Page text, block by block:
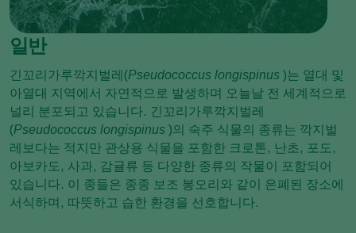
일반
긴꼬리가루깍지벌레(Pseudococcus longispinus )는 열대 및
아열대 지역에서 자연적으로 발생하며 오늘날 전 세계적으로
널리 분포되고 있습니다. 긴꼬리가루깍지벌레
(Pseudococcus longispinus )의 숙주 식물의 종류는 깍지벌
레보다는 적지만 관상용 식물을 포함한 크로톤, 난초, 포도,
아보카도, 사과, 감귤류 등 다양한 종류의 작물이 포함되어
있습니다. 이 종들은 종종 보조 봉오리와 같이 은폐된 장소에
서식하며, 따뜻하고 습한 환경을 선호합니다.